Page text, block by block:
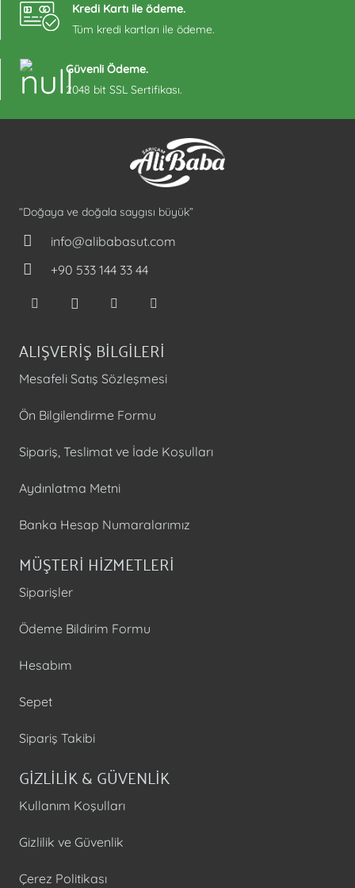
Kredi Kartı ile ödeme.
Tüm kredi kartları ile ödeme.
Güvenli Ödeme.
2048 bit SSL Sertifikası.
“Doğaya ve doğala saygısı büyük”
info@alibabasut.com
+90 533 144 33 44
ALIŞVERİŞ BİLGİLERİ
Mesafeli Satış Sözleşmesi
Ön Bilgilendirme Formu
Sipariş, Teslimat ve İade Koşulları
Aydınlatma Metni
Banka Hesap Numaralarımız
MÜŞTERİ HİZMETLERİ
Siparişler
Ödeme Bildirim Formu
Hesabım
Sepet
Sipariş Takibi
GİZLİLİK & GÜVENLİK
Kullanım Koşulları
Gizlilik ve Güvenlik
Çerez Politikası